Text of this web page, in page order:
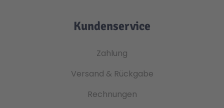
Kundenservice
Zahlung
Versand & Rückgabe
Rechnungen